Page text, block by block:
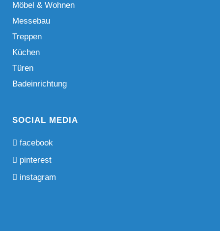
Möbel & Wohnen
Messebau
Treppen
Küchen
Türen
Badeinrichtung
SOCIAL MEDIA
E
x
a
facebook
E
x
pinterest
E
instagram